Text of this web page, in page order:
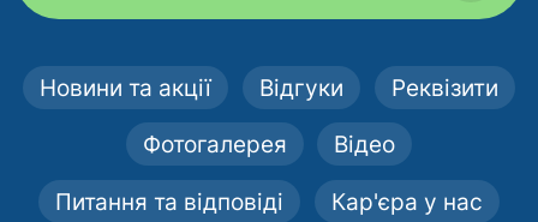
Новини та акції Відгуки Реквізити
Фотогалерея Відео
Питання та відповіді Кар'єра у нас